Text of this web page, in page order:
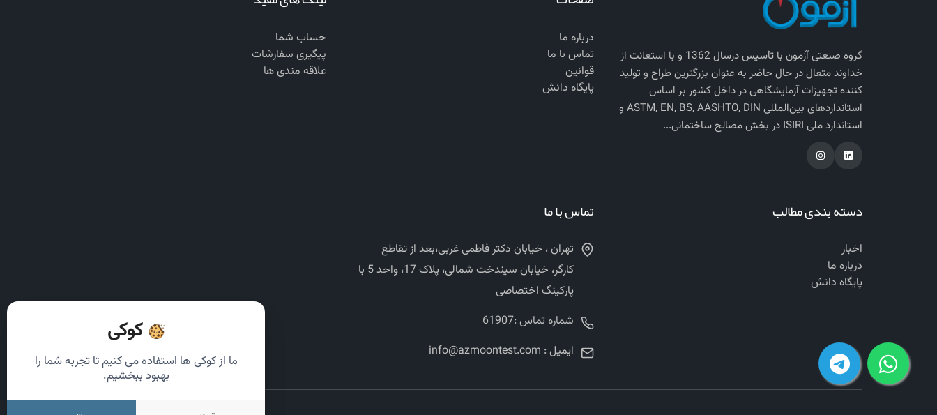
گروه صنعتی آزمون با تأسیس درسال 1362 و با استعانت از
خداوند متعال در حال حاضر به عنوان بزرگترین طراح و تولید
کننده تجهیزات آزمایشگاهی در داخل کشور بر اساس
استاندارد‌های بین‌المللی ASTM, EN, BS, AASHTO, DIN و
استاندارد ملی ISIRI در بخش مصالح ساختمانی...
درباره ما
تماس با ما
قوانین
پایگاه دانش
حساب شما
پیگیری سفارشات
علاقه مندی ها
دسته بندی مطالب
اخبار
درباره ما
پایگاه دانش
تماس با ما
تهران ، خیابان دکتر فاطمی غربی،بعد از تقاطع
کارگر، خیابان سیندخت شمالی، پلاک 17، واحد 5 با
پارکینگ اختصاصی
شماره تماس :61907
ایمیل : info@azmoontest.com
کوکی
ما از کوکی ها استفاده می کنیم تا تجربه شما را
بهبود ببخشیم.